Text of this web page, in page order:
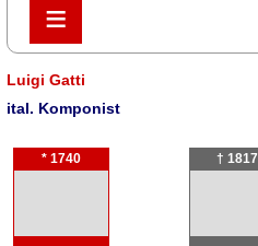
≡
≡
Luigi Gatti
ital. Komponist
* 1740 † 1817